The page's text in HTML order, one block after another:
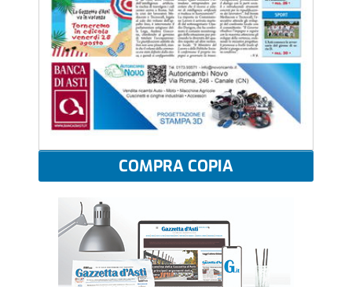
COMPRA COPIA